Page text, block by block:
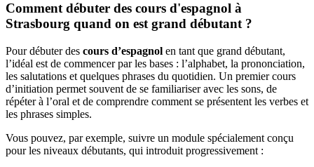
Comment débuter des cours d'espagnol à
Strasbourg quand on est grand débutant ?
Pour débuter des cours d’espagnol en tant que grand débutant,
l’idéal est de commencer par les bases : l’alphabet, la prononciation,
les salutations et quelques phrases du quotidien. Un premier cours
d’initiation permet souvent de se familiariser avec les sons, de
répéter à l’oral et de comprendre comment se présentent les verbes et
les phrases simples.
Vous pouvez, par exemple, suivre un module spécialement conçu
pour les niveaux débutants, qui introduit progressivement :